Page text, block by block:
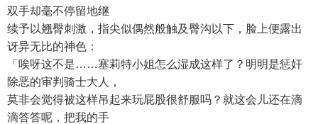
双手却毫不停留地继
续予以翘臀刺激，指尖似偶然般触及臀沟以下，脸上便露出
讶异无比的神色：
「唉呀这不是……塞莉特小姐怎么湿成这样了？明明是惩奸
除恶的审判骑士大人，
莫非会觉得被这样吊起来玩屁股很舒服吗？就这会儿还在滴
滴答答呢，把我的手